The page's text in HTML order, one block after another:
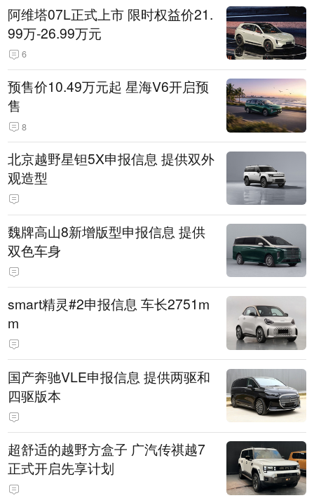
阿维塔07L正式上市 限时权益价21.
99万-26.99万元
6
预售价10.49万元起 星海V6开启预
售
8
北京越野星钽5X申报信息 提供双外
观造型
魏牌高山8新增版型申报信息 提供
双色车身
smart精灵#2申报信息 车长2751m
m
国产奔驰VLE申报信息 提供两驱和
四驱版本
超舒适的越野方盒子 广汽传祺越7
正式开启先享计划